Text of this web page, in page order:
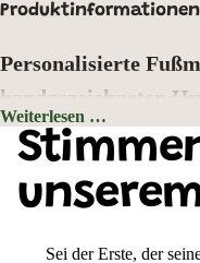
Produktinformationen
Personalisierte
handgezeichneten
Zeigen Sie schon an der
300 liebevoll
gestalten Sie Ihre ganz
Hundenamen. Jedes Motiv
Weiterlesen …
Hintergrundfarbe: Grau
Sei der Erste, der